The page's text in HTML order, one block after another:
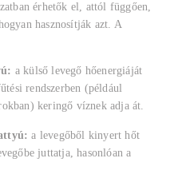
érhetők el, attól függően,
hasznosítják azt. A
a külső levegő hőenergiáját
rendszerben (például
keringő víznek adja át.
a levegőből kinyert hőt
juttatja, hasonlóan a